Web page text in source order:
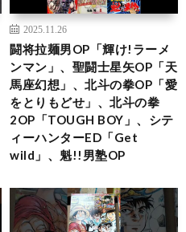
2025.11.26
闘将拉麺男OP「輝け!ラーメ
ンマン」、聖闘士星矢OP「天
馬座幻想」、北斗の拳OP「愛
をとりもどせ」、北斗の拳
2OP「TOUGH BOY」、シテ
ィーハンターED「Get
wild」、魁!!男塾OP